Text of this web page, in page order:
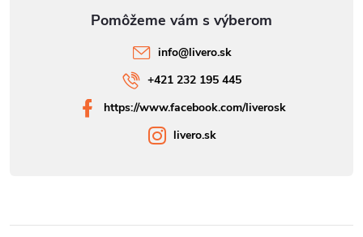
info@livero.sk
+421 232 195 445
https://www.facebook.com/liverosk
livero.sk